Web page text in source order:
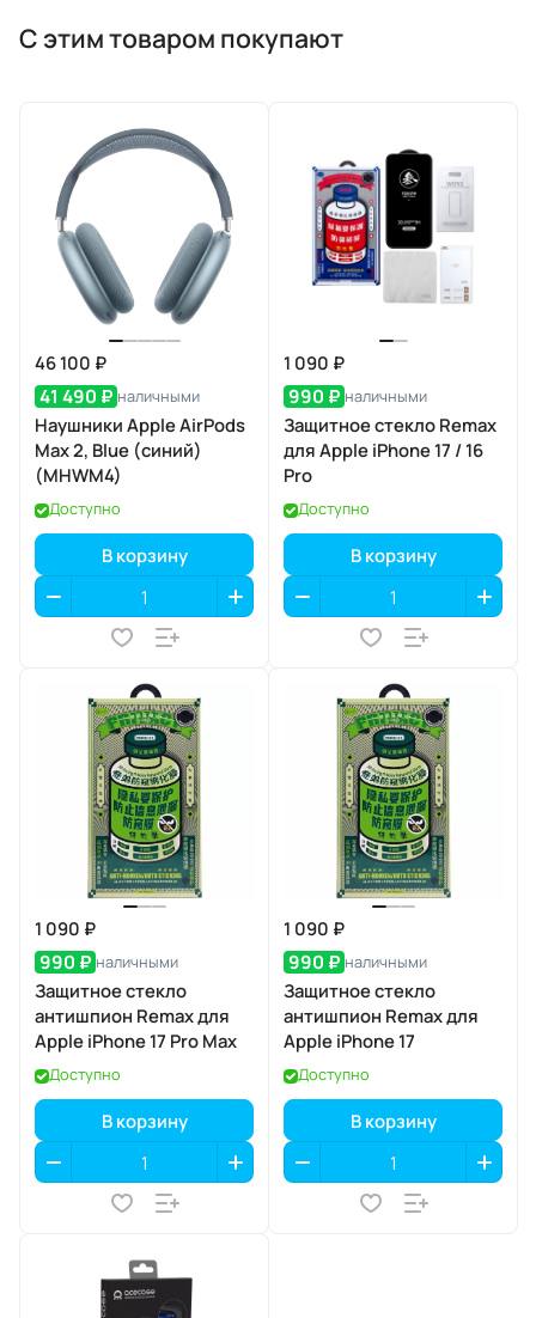
С этим товаром покупают
46 100 ₽
41 490 ₽ наличными
Наушники Apple AirPods
Max 2, Blue (синий)
(MHWM4)
Доступно
В корзину
1 090 ₽
990 ₽ наличными
Защитное стекло Remax
для Apple iPhone 17 / 16
Pro
Доступно
В корзину
1 090 ₽
990 ₽ наличными
Защитное стекло
антишпион Remax для
Apple iPhone 17 Pro Max
Доступно
В корзину
1 090 ₽
990 ₽ наличными
Защитное стекло
антишпион Remax для
Apple iPhone 17
Доступно
В корзину